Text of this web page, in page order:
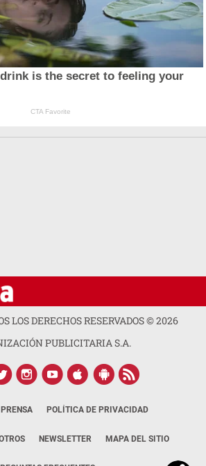
is the secret to feeling your
CTA Favorite
LOS DERECHOS RESERVADOS ©2026
PUBLICITARIA S.A.
POLÍTICA DE PRIVACIDAD
NEWSLETTER MAPA DEL SITIO